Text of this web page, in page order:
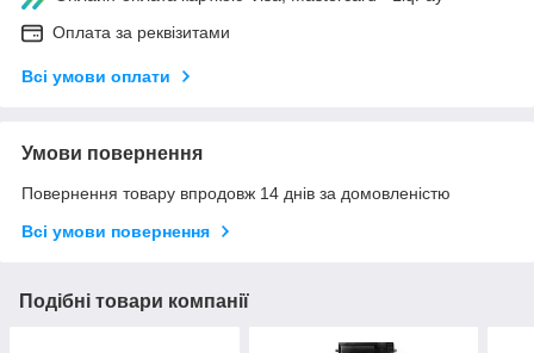
Оплата за реквізитами
Всі умови оплати
Умови повернення
Повернення товару впродовж 14 днів за домовленістю
Всі умови повернення
Подібні товари компанії